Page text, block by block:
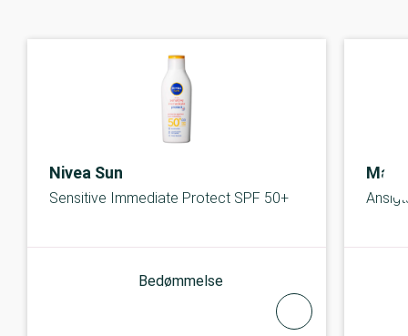
Nivea Sun
Sensitive Immediate Protect SPF 50+
Bedømmelse